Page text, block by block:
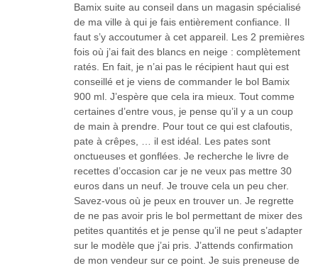
Bamix suite au conseil dans un magasin spécialisé
de ma ville à qui je fais entièrement confiance. Il
faut s’y accoutumer à cet appareil. Les 2 premières
fois où j’ai fait des blancs en neige : complètement
ratés. En fait, je n’ai pas le récipient haut qui est
conseillé et je viens de commander le bol Bamix
900 ml. J’espère que cela ira mieux. Tout comme
certaines d’entre vous, je pense qu’il y a un coup
de main à prendre. Pour tout ce qui est clafoutis,
pate à crêpes, … il est idéal. Les pates sont
onctueuses et gonflées. Je recherche le livre de
recettes d’occasion car je ne veux pas mettre 30
euros dans un neuf. Je trouve cela un peu cher.
Savez-vous où je peux en trouver un. Je regrette
de ne pas avoir pris le bol permettant de mixer des
petites quantités et je pense qu’il ne peut s’adapter
sur le modèle que j’ai pris. J’attends confirmation
de mon vendeur sur ce point. Je suis preneuse de